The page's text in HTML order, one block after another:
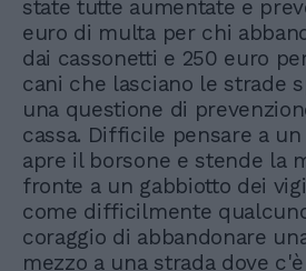
state tutte aumentate e
euro di multa per chi
dai cassonetti e 250 euro
cani che lasciano le strade
una questione di
cassa. Difficile pensare a
apre il borsone e stende la
fronte a un gabbiotto dei
come difficilmente
coraggio di abbandonare
mezzo a una strada dove